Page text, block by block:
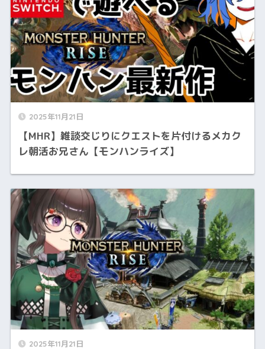
2025年11月21日
【MHR】雑談交じりにクエストを片付けるメカク
レ朝活お兄さん【モンハンライズ】
2025年11月21日